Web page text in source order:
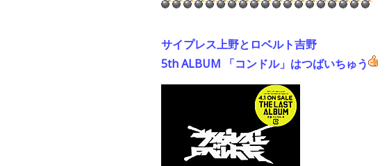
サイプレス上野とロベルト吉野
5th ALBUM 「コンドル」はつばいちゅう